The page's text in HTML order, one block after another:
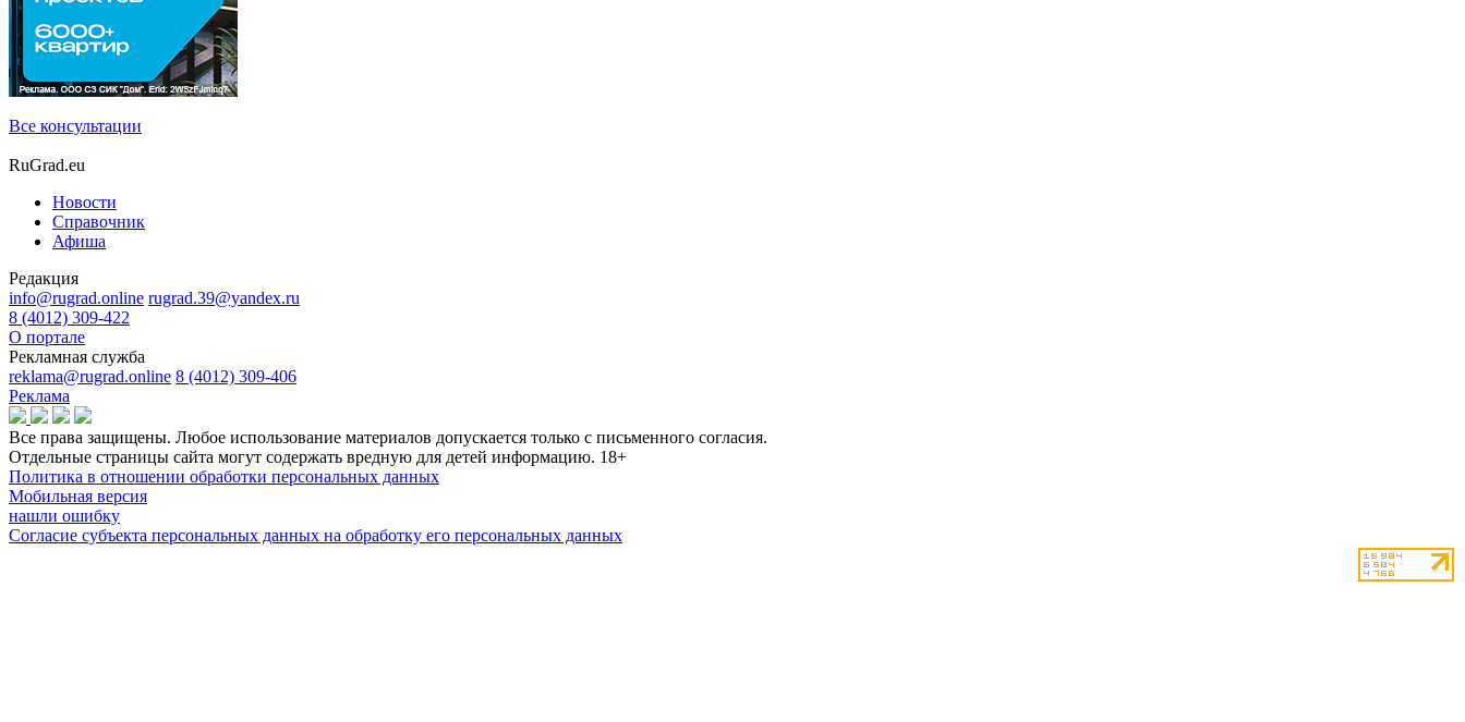
Все консультации
RuGrad.eu
Новости
Справочник
Афиша
Редакция
info@rugrad.online rugrad.39@yandex.ru
8 (4012) 309-422
О портале
Рекламная служба
reklama@rugrad.online 8 (4012) 309-406
Реклама
Все права защищены. Любое использование материалов допускается только с письменного согласия.
Отдельные страницы сайта могут содержать вредную для детей информацию. 18+
Политика в отношении обработки персональных данных
Мобильная версия
нашли ошибку
Согласие субъекта персональных данных на обработку его персональных данных